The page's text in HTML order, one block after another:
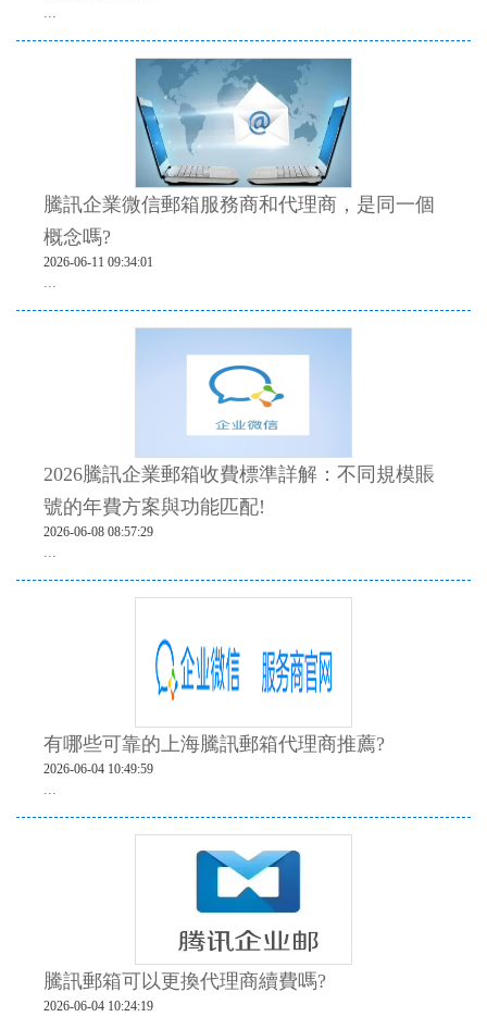
...
騰訊企業微信郵箱服務商和代理商，是同一個
概念嗎?
2026-06-11 09:34:01
...
2026騰訊企業郵箱收費標準詳解：不同規模賬
號的年費方案與功能匹配!
2026-06-08 08:57:29
...
有哪些可靠的上海騰訊郵箱代理商推薦?
2026-06-04 10:49:59
...
騰訊郵箱可以更換代理商續費嗎?
2026-06-04 10:24:19